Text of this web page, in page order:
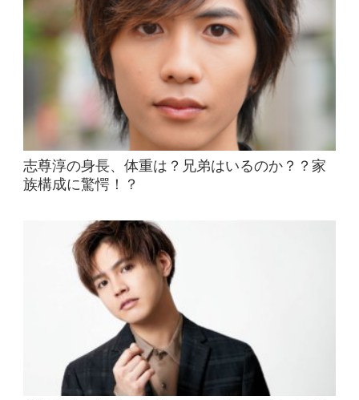
志尊淳の身長、体重は？兄弟はいるのか？？家
族構成に驚愕！？